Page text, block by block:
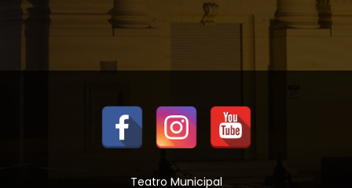
Teatro Municipal